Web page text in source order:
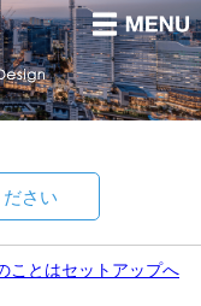
さい
ことはセットアップへ